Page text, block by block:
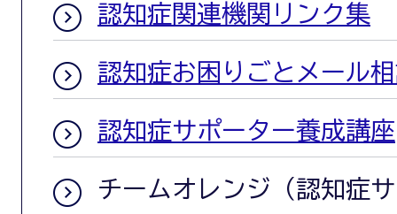
認知症関連機関リンク集
認知症お困りごとメール
認知症サポーター養成講座
チームオレンジ（認知症